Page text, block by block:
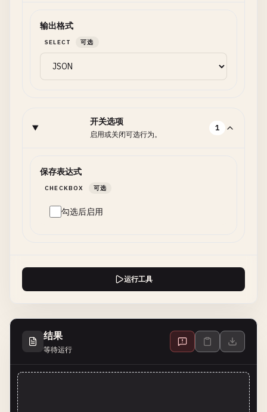
输出格式
SELECT 可选
开关选项
启用或关闭可选行为。
1
保存表达式
CHECKBOX 可选
勾选后启用
运行工具
结果
等待运行